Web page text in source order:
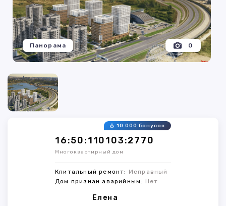
0
Панорама
16:50:110103:2770
10 000 бонусов
Многоквартирный дом
Кпитальный ремонт: Исправный
Дом признан аварийным: Нет
Елена